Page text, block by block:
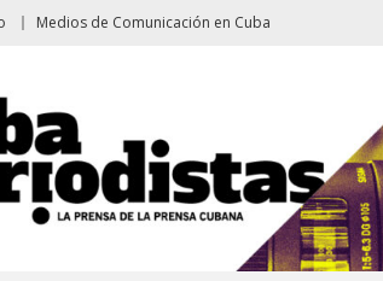
Medios de Comunicación en Cuba